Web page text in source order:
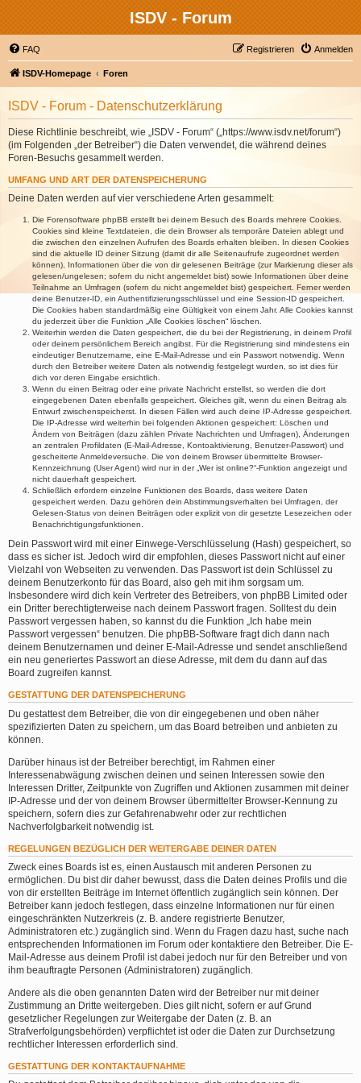
ISDV - Forum
FAQ Anmelden
Registrieren
ISDV-Homepage Foren
ISDV - Forum - Datenschutzerklärung
Diese Richtlinie beschreibt, wie „ISDV - Forum“ („https://www.isdv.net/forum“)
(im Folgenden „der Betreiber“) die Daten verwendet, die während deines
Foren-Besuchs gesammelt werden.
UMFANG UND ART DER DATENSPEICHERUNG
Deine Daten werden auf vier verschiedene Arten gesammelt:
Die Forensoftware phpBB erstellt bei deinem Besuch des Boards mehrere Cookies.
Cookies sind kleine Textdateien, die dein Browser als temporäre Dateien ablegt und
die zwischen den einzelnen Aufrufen des Boards erhalten bleiben. In diesen Cookies
sind die aktuelle ID deiner Sitzung (damit dir alle Seitenaufrufe zugeordnet werden
können), Informationen über die von dir gelesenen Beiträge (zur Markierung dieser als
gelesen/ungelesen; sofern du nicht angemeldet bist) sowie Informationen über deine
Teilnahme an Umfragen (sofern du nicht angemeldet bist) gespeichert. Ferner werden
deine Benutzer-ID, ein Authentifizierungsschlüssel und eine Session-ID gespeichert.
Die Cookies haben standardmäßig eine Gültigkeit von einem Jahr. Alle Cookies kannst
du jederzeit über die Funktion „Alle Cookies löschen“ löschen.
Weiterhin werden die Daten gespeichert, die du bei der Registrierung, in deinem Profil
oder deinem persönlichem Bereich angibst. Für die Registrierung sind mindestens ein
eindeutiger Benutzername, eine E-Mail-Adresse und ein Passwort notwendig. Wenn
durch den Betreiber weitere Daten als notwendig festgelegt wurden, so ist dies für
dich vor deren Eingabe ersichtlich.
Wenn du einen Beitrag oder eine private Nachricht erstellst, so werden die dort
eingegebenen Daten ebenfalls gespeichert. Gleiches gilt, wenn du einen Beitrag als
Entwurf zwischenspeicherst. In diesen Fällen wird auch deine IP-Adresse gespeichert.
Die IP-Adresse wird weiterhin bei folgenden Aktionen gespeichert: Löschen und
Ändern von Beiträgen (dazu zählen Private Nachrichten und Umfragen), Änderungen
an zentralen Profildaten (E-Mail-Adresse, Kontoaktivierung, Benutzer-Passwort) und
gescheiterte Anmeldeversuche. Die von deinem Browser übermittelte Browser-
Kennzeichnung (User Agent) wird nur in der „Wer ist online?“-Funktion angezeigt und
nicht dauerhaft gespeichert.
Schließlich erfordern einzelne Funktionen des Boards, dass weitere Daten
gespeichert werden. Dazu gehören dein Abstimmungsverhalten bei Umfragen, der
Gelesen-Status von deinen Beiträgen oder explizit von dir gesetzte Lesezeichen oder
Benachrichtigungsfunktionen.
Dein Passwort wird mit einer Einwege-Verschlüsselung (Hash) gespeichert, so
dass es sicher ist. Jedoch wird dir empfohlen, dieses Passwort nicht auf einer
Vielzahl von Webseiten zu verwenden. Das Passwort ist dein Schlüssel zu
deinem Benutzerkonto für das Board, also geh mit ihm sorgsam um.
Insbesondere wird dich kein Vertreter des Betreibers, von phpBB Limited oder
ein Dritter berechtigterweise nach deinem Passwort fragen. Solltest du dein
Passwort vergessen haben, so kannst du die Funktion „Ich habe mein
Passwort vergessen“ benutzen. Die phpBB-Software fragt dich dann nach
deinem Benutzernamen und deiner E-Mail-Adresse und sendet anschließend
ein neu generiertes Passwort an diese Adresse, mit dem du dann auf das
Board zugreifen kannst.
GESTATTUNG DER DATENSPEICHERUNG
Du gestattest dem Betreiber, die von dir eingegebenen und oben näher
spezifizierten Daten zu speichern, um das Board betreiben und anbieten zu
können.
Darüber hinaus ist der Betreiber berechtigt, im Rahmen einer
Interessenabwägung zwischen deinen und seinen Interessen sowie den
Interessen Dritter, Zeitpunkte von Zugriffen und Aktionen zusammen mit deiner
IP-Adresse und der von deinem Browser übermittelter Browser-Kennung zu
speichern, sofern dies zur Gefahrenabwehr oder zur rechtlichen
Nachverfolgbarkeit notwendig ist.
REGELUNGEN BEZÜGLICH DER WEITERGABE DEINER DATEN
Zweck eines Boards ist es, einen Austausch mit anderen Personen zu
ermöglichen. Du bist dir daher bewusst, dass die Daten deines Profils und die
von dir erstellten Beiträge im Internet öffentlich zugänglich sein können. Der
Betreiber kann jedoch festlegen, dass einzelne Informationen nur für einen
eingeschränkten Nutzerkreis (z. B. andere registrierte Benutzer,
Administratoren etc.) zugänglich sind. Wenn du Fragen dazu hast, suche nach
entsprechenden Informationen im Forum oder kontaktiere den Betreiber. Die E-
Mail-Adresse aus deinem Profil ist dabei jedoch nur für den Betreiber und von
ihm beauftragte Personen (Administratoren) zugänglich.
Andere als die oben genannten Daten wird der Betreiber nur mit deiner
Zustimmung an Dritte weitergeben. Dies gilt nicht, sofern er auf Grund
gesetzlicher Regelungen zur Weitergabe der Daten (z. B. an
Strafverfolgungsbehörden) verpflichtet ist oder die Daten zur Durchsetzung
rechtlicher Interessen erforderlich sind.
GESTATTUNG DER KONTAKTAUFNAHME